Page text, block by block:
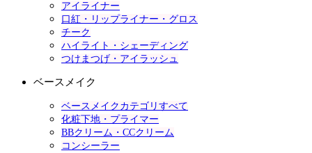
アイライナー
口紅・リップライナー・グロス
チーク
ハイライト・シェーディング
つけまつげ・アイラッシュ
ベースメイク
ベースメイクカテゴリすべて
化粧下地・プライマー
BBクリーム・CCクリーム
コンシーラー